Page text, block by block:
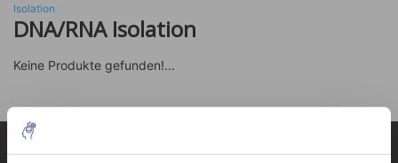
Isolation
DNA/RNA Isolation
Keine Produkte gefunden!...